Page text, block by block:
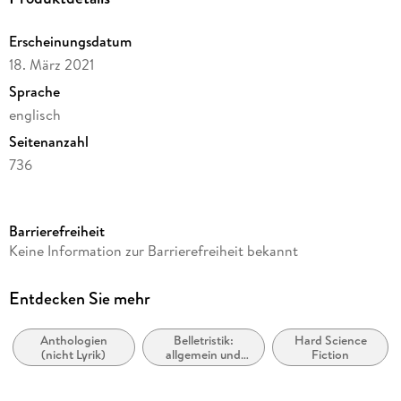
Erscheinungsdatum
18. März 2021
Sprache
englisch
Seitenanzahl
736
Autor/Autorin
Verlag/Hersteller
Produktart
kartoniert
Barrierefreiheit
Keine Information zur Barrierefreiheit bekannt
Entdecken Sie mehr
Anthologien
(nicht Lyrik)
Belletristik:
allgemein und
literarisch, nicht
Hard Science
Fiction